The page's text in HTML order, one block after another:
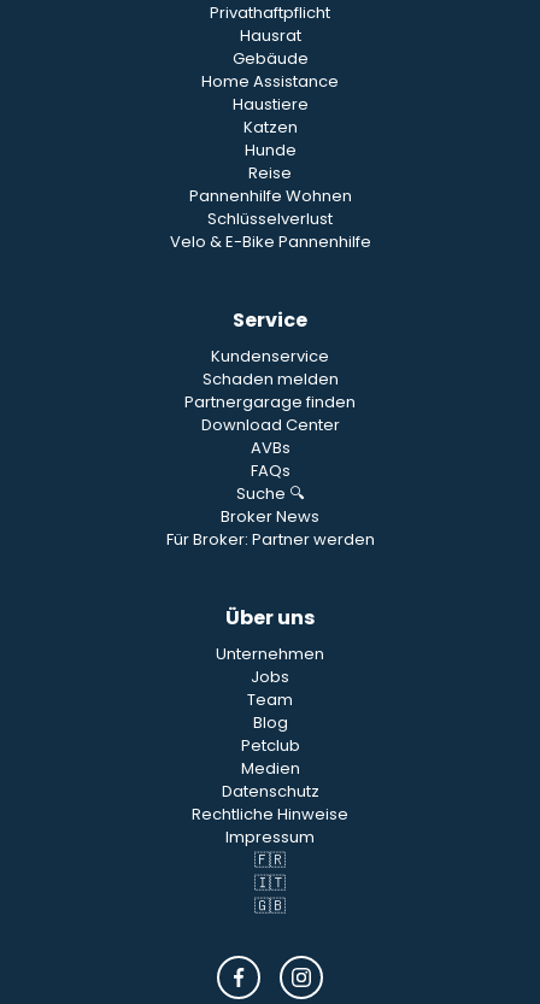
Privathaftpflicht
Hausrat
Gebäude
Home Assistance
Haustiere
Katzen
Hunde
Reise
Pannenhilfe Wohnen
Schlüsselverlust
Velo & E-Bike Pannenhilfe
Service
Kundenservice
Schaden melden
Partnergarage finden
Download Center
AVBs
FAQs
Suche 🔍
Broker News
Für Broker: Partner werden
Über uns
Unternehmen
Jobs
Team
Blog
Petclub
Medien
Datenschutz
Rechtliche Hinweise
Impressum
🇫🇷
🇮🇹
🇬🇧